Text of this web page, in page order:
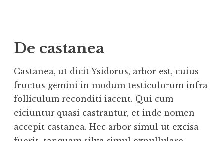
De castanea
Castanea, ut dicit Ysidorus, arbor est, cuius
fructus gemini in modum testiculorum infra
folliculum reconditi iacent. Qui cum
eiciuntur quasi castrantur, et inde nomen
accepit castanea. Hec arbor simul ut excisa